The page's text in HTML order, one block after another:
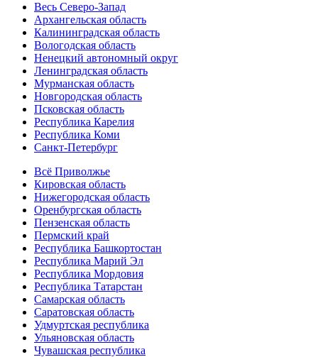
Весь Северо-Запад
Архангельская область
Калининградская область
Вологодская область
Ненецкий автономный округ
Ленинградская область
Мурманская область
Новгородская область
Псковская область
Республика Карелия
Республика Коми
Санкт-Петербург
Всё Приволжье
Кировская область
Нижегородская область
Оренбургская область
Пензенская область
Пермский край
Республика Башкортостан
Республика Марий Эл
Республика Мордовия
Республика Татарстан
Самарская область
Саратовская область
Удмуртская республика
Ульяновская область
Чувашская республика